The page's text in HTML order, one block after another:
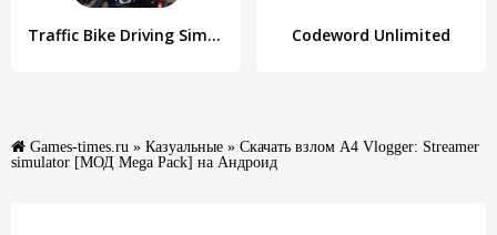
Traffic Bike Driving Simulator Codeword Unlimited
Games-times.ru » Казуальные » Скачать взлом A4 Vlogger: Streamer
simulator [МОД Mega Pack] на Андроид